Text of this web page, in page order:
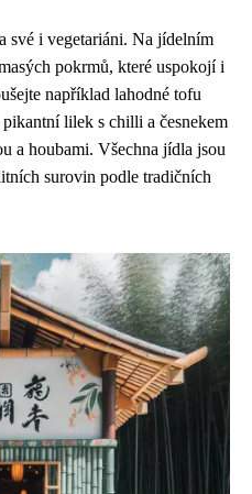
své i vegetariáni. Na jídelním
pokrmů, které uspokojí i
například lahodné tofu
lilek s chilli a česnekem
a houbami. Všechna jídla jsou
surovin podle tradičních